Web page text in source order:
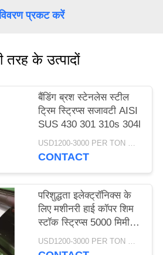
प्रकट करें
तरह के उत्पादों
बैंडिंग ब्रश स्टेनलेस स्टील
ट्रिम स्ट्रिप्स सजावटी AISI
SUS 430 301 310s 304l
USD1200-3000 PER TON MOQ:1TON
CONTACT
परिशुद्धता इलेक्ट्रॉनिक्स के
लिए मशीनरी हाई कॉपर शिम
स्टॉक स्ट्रिप्स 5000 मिमी
लंबाई
USD1200-3000 PER TON MOQ:1TON